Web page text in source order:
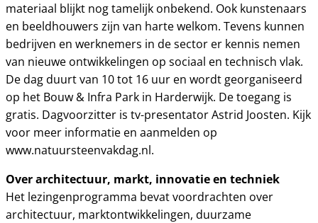
materiaal blijkt nog tamelijk onbekend. Ook kunstenaars
en beeldhouwers zijn van harte welkom. Tevens kunnen
bedrijven en werknemers in de sector er kennis nemen
van nieuwe ontwikkelingen op sociaal en technisch vlak.
De dag duurt van 10 tot 16 uur en wordt georganiseerd
op het Bouw & Infra Park in Harderwijk. De toegang is
gratis. Dagvoorzitter is tv-presentator Astrid Joosten. Kijk
voor meer informatie en aanmelden op
www.natuursteenvakdag.nl.
Over architectuur, markt, innovatie en techniek
Het lezingenprogramma bevat voordrachten over
architectuur, marktontwikkelingen, duurzame